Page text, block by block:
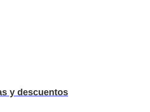
y descuentos